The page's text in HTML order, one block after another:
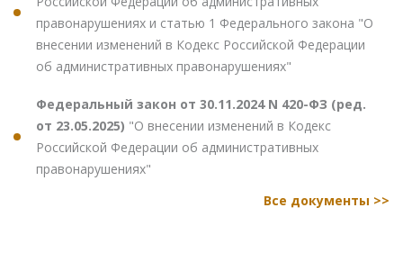
правонарушениях и статью 1 Федерального закона "О
внесении изменений в Кодекс Российской Федерации
об административных правонарушениях"
Федеральный закон от 30.11.2024 N 420-ФЗ (ред.
от 23.05.2025) "О внесении изменений в Кодекс
Российской Федерации об административных
правонарушениях"
Все документы >>